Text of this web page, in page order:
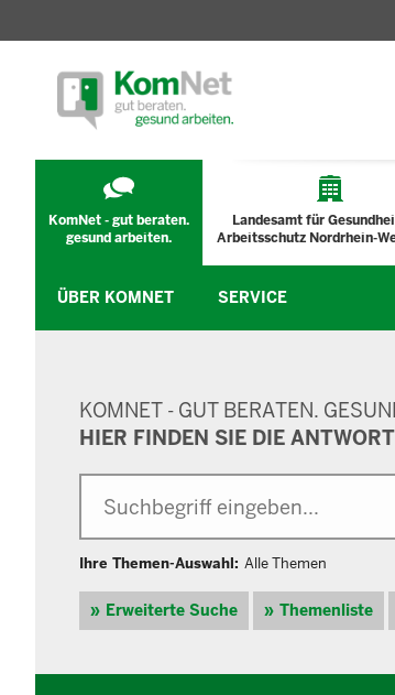
KomNet - gut beraten.
gesund arbeiten.
Landesamt für
Arbeitsschutz Nordrhein-
ÜBER KOMNET SERVICE
KOMNET - GUT BERATEN.
HIER FINDEN SIE DIE
Ihre Themen-Auswahl: Alle Themen
Erweiterte Suche Themenliste